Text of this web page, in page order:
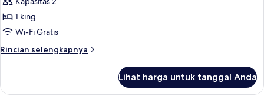
Jacuzzi
Seaview
1 king
Wi-Fi Gratis
Rincian selengkapnya
Rincian
Junior
Lihat harga untuk tanggal Anda